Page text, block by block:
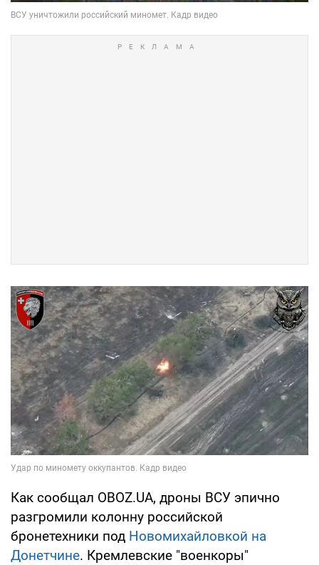
Как сообщал OBOZ.UA, дроны ВСУ эпично
разгромили колонну российской
бронетехники под Новомихайловкой на
Донетчине. Кремлевские "военкоры"